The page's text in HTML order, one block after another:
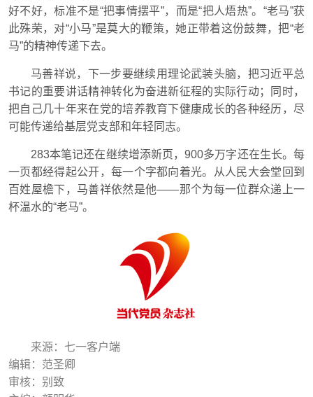
好不好，标准不是“把事情摆平”，而是“把人焐热”。“老马”获
此殊荣，对“小马”是莫大的鞭策，她正带着这份鼓舞，把“老
马”的精神传递下去。
马善祥说，下一步要继续用理论武装头脑，把习近平总
书记的重要讲话精神转化为奋进新征程的实际行动；同时，
把自己几十年来在党的培养教育下健康成长的各种经历，尽
可能传递给基层党支部和年轻同志。
283本笔记还在继续增添新页，900多万字还在生长。每
一页都经得起公开，每一个字都向着光。从人民大会堂回到
百姓屋檐下，马善祥依然是他——那个为每一位群众递上一
杯温水的“老马”。
来源：七一客户端
编辑：范圣卿
审核：别致